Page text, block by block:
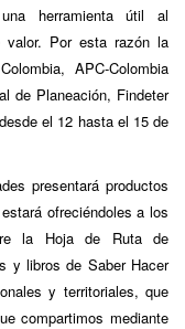
herramienta útil al
valor. Por esta razón la
APC-Colombia
de Planeación, Findeter
el 12 hasta el 15 de
presentará productos
ofreciéndoles a los
la Hoja de Ruta de
y libros de Saber Hacer
y territoriales, que
compartimos mediante